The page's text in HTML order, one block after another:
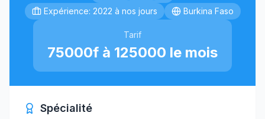
Expérience: 2022 à nos jours
Burkina Faso
Tarif
75000f à 125000 le mois
Spécialité